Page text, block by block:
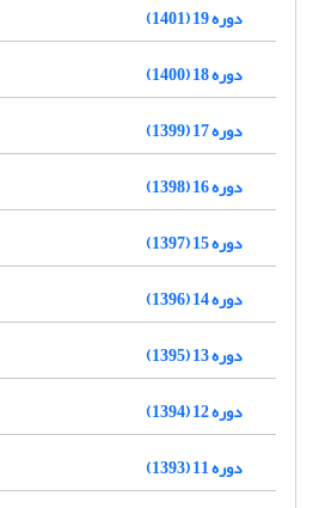
دوره 19 (1401)
دوره 18 (1400)
دوره 17 (1399)
دوره 16 (1398)
دوره 15 (1397)
دوره 14 (1396)
دوره 13 (1395)
دوره 12 (1394)
دوره 11 (1393)